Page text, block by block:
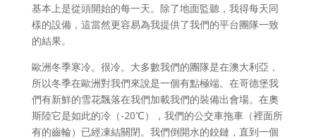
基本上是從頭開始的每一天。除了地面監聽，我得每天同
樣的設備，這當然更容易為我提供了我們的平台團隊一致
的結果。
歐洲冬季寒冷。很冷。大多數我們的團隊是在澳大利亞，
所以冬季在歐洲對我們來說是一個有點極端。在哥德堡我
們有新鮮的雪花飄落在我們加載我們的裝備出會場。在奧
斯陸它是如此的冷（-20℃），我們的公交車拖車（裡面所
有的齒輪）已經凍結關閉。我們倒開水的鉸鏈，直到一個